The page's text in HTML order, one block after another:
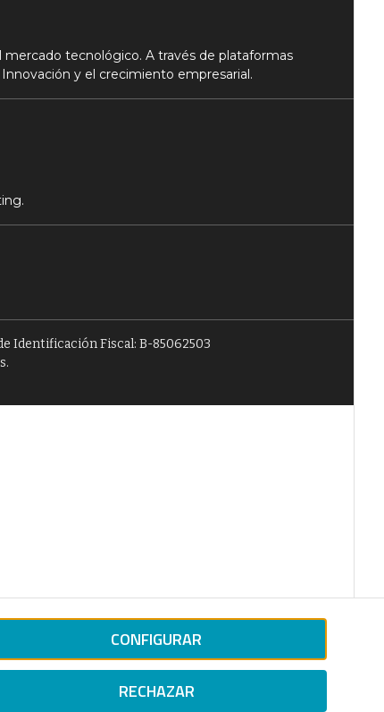
CONFIGURAR
RECHAZAR
tecnológico. A través de plataformas
y el crecimiento empresarial.
Identificación Fiscal: B-85062503